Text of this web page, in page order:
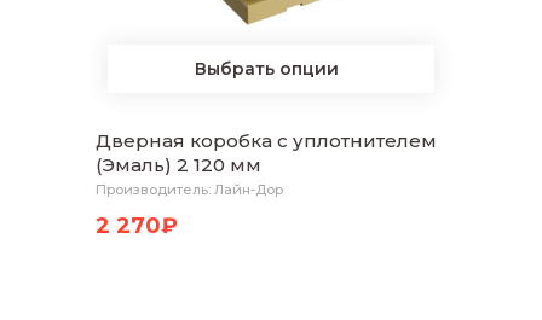
Выбрать опции
Дверная коробка с уплотнителем
(Эмаль) 2 120 мм
Производитель: Лайн-Дор
2 270₽